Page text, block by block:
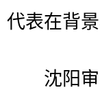
代表在背
沈阳审